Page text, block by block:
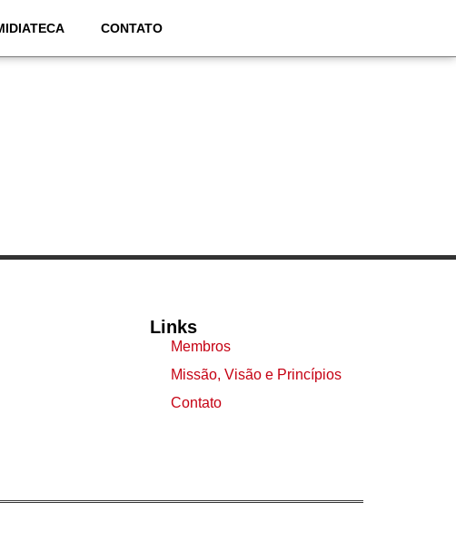
CONTATO
Links
Membros
Missão, Visão e Princípios
Contato